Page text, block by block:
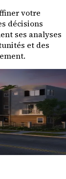
votre
décisions
ses analyses
et des